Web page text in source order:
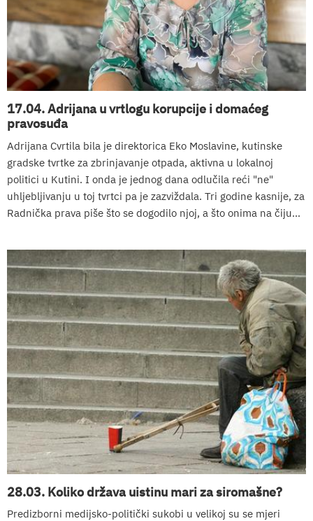
17.04. Adrijana u vrtlogu korupcije i domaćeg
pravosuđa
Adrijana Cvrtila bila je direktorica Eko Moslavine, kutinske
gradske tvrtke za zbrinjavanje otpada, aktivna u lokalnoj
politici u Kutini. I onda je jednog dana odlučila reći "ne"
uhljebljivanju u toj tvrtci pa je zazviždala. Tri godine kasnije, za
Radnička prava piše što se dogodilo njoj, a što onima na čiju...
28.03. Koliko država uistinu mari za siromašne?
Predizborni medijsko-politički sukobi u velikoj su se mjeri